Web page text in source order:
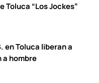
Toluca “Los Jockes”
en Toluca liberan a
a hombre